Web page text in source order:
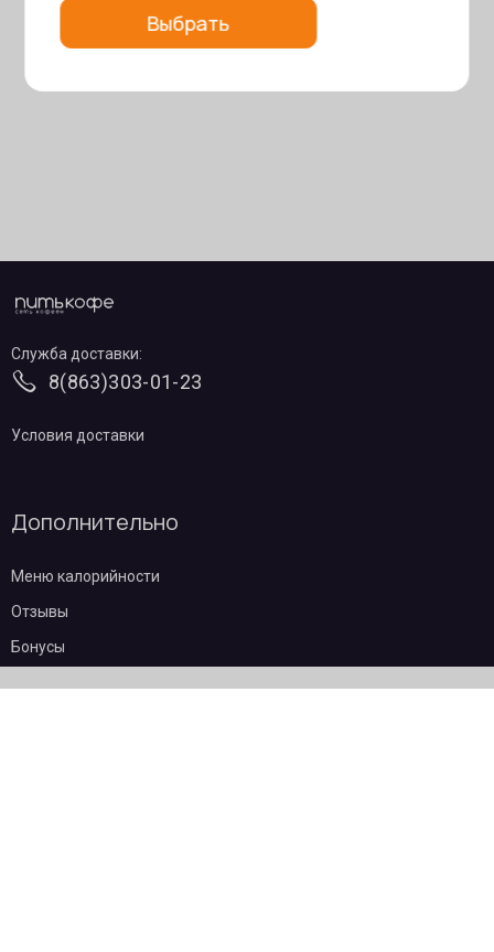
Служба доставки:
8(863)303-01-23
Условия доставки
Дополнительно
Меню калорийности
Отзывы
Бонусы
Выбрать